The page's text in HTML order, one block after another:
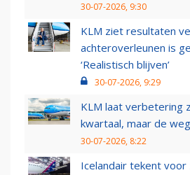
30-07-2026, 9:30
KLM ziet resultaten
achteroverleunen is
‘Realistisch blijven’
30-07-2026, 9:29
KLM laat verbetering
kwartaal, maar de
30-07-2026, 8:22
Icelandair tekent